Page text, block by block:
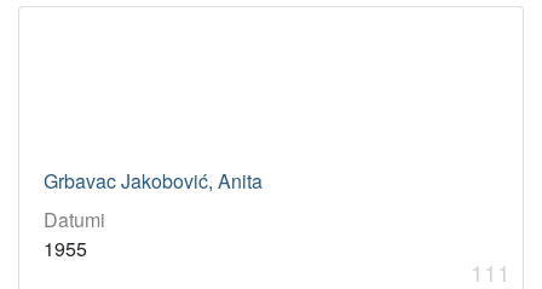
Grbavac Jakobović, Anita
Datumi
1955
111